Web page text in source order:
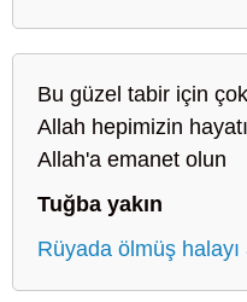
Bu güzel tabir için
Allah hepimizin
Allah'a emanet olun
Tuğba yakın
Rüyada ölmüş